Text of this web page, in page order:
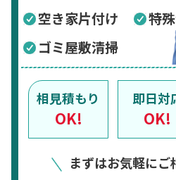
空き家片付け
特
ゴミ屋敷清掃
相見積もり
OK!
即日対
OK!
まずはお気軽にご